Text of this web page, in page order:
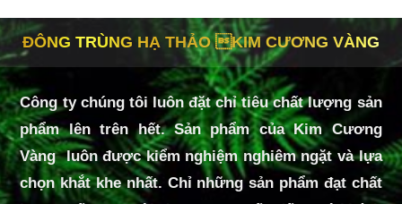
ĐÔNG TRÙNG HẠ THẢO KIM CƯƠNG VÀNG
Công ty chúng tôi luôn đặt chỉ tiêu chất lượng sản
phẩm lên trên hết. Sản phẩm của Kim Cương
Vàng luôn được kiểm nghiệm nghiêm ngặt và lựa
chọn khắt khe nhất. Chỉ những sản phẩm đạt chất